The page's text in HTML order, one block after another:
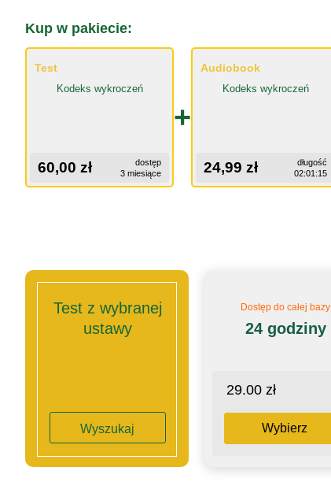
Kup w pakiecie:
Test
Kodeks wykroczeń
60,00 zł
dostęp
3 miesiące
+
Audiobook
Kodeks wykroczeń
24,99 zł
długość
02:01:15
Test z wybranej
ustawy
Wyszukaj
Dostęp do całej bazy
24 godziny
29.00 zł
Wybierz